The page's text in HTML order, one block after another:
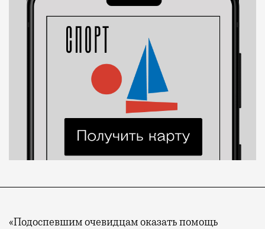
«Подоспевшим очевидцам оказать помощь